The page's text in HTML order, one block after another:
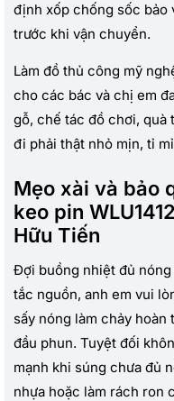
định xốp chống sốc bảo
trước khi vận chuyển.
Làm đồ thủ công mỹ
cho các bác và chị em
gỗ, chế tác đồ chơi, quà
đi phải thật nhỏ mịn, tỉ
Mẹo xài và bảo
keo pin
Hữu Tiến
Đợi buồng nhiệt đủ
tắc nguồn, anh em vui
sấy nóng làm chảy
đầu phun. Tuyệt đối
mạnh khi súng chưa đủ
nhựa hoặc làm rách ron